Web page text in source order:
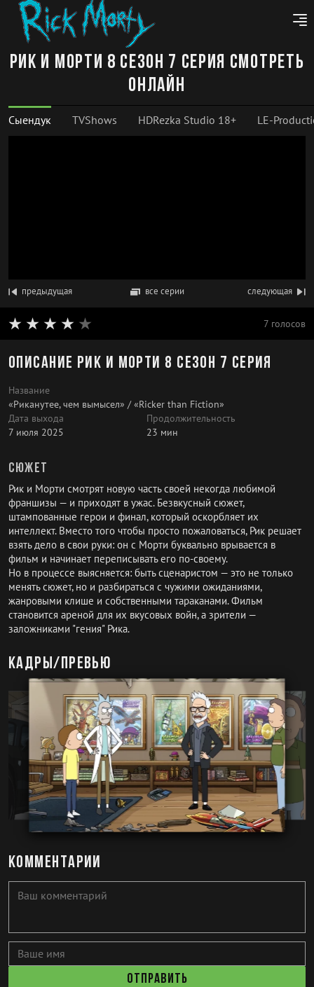
Рик и Морти 8 сезон 7 серия смотреть
онлайн
Сыендук TVShows HDRezka Studio 18+ LE-
предыдущая все серии следующая
7 голосов
Описание Рик и Морти 8 сезон 7 серия
Название
«Риканутее, чем вымысел» / «Ricker than Fiction»
Дата выхода
7 июля 2025
Продолжительность
23 мин
Сюжет
Рик и Морти смотрят новую часть своей некогда любимой
франшизы — и приходят в ужас. Безвкусный сюжет,
штампованные герои и финал, который оскорбляет их
интеллект. Вместо того чтобы просто пожаловаться, Рик решает
взять дело в свои руки: он с Морти буквально врывается в
фильм и начинает переписывать его по-своему.
Но в процессе выясняется: быть сценаристом — это не только
менять сюжет, но и разбираться с чужими ожиданиями,
жанровыми клише и собственными тараканами. Фильм
становится ареной для их вкусовых войн, а зрители —
заложниками "гения" Рика.
Кадры/превью
Комментарии
Отправить